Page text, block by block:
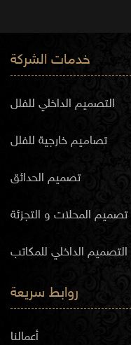
خدمات الشركة
التصميم الداخلي للفلل
تصاميم خارجية للفلل
تصميم الحدائق
تصميم المحلات و التجزئة
التصميم الداخلي للمكاتب
روابط سريعة
أعمالنا